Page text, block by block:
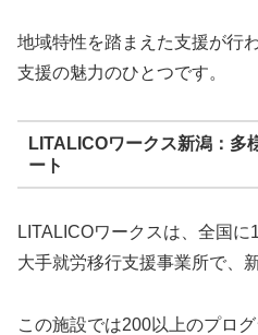
地域特性を踏まえた支援が行
支援の魅力のひとつです。
LITALICOワークス新潟：多
ート
LITALICOワークスは、全国
大手就労移行支援事業所で、
この施設では200以上のプロ